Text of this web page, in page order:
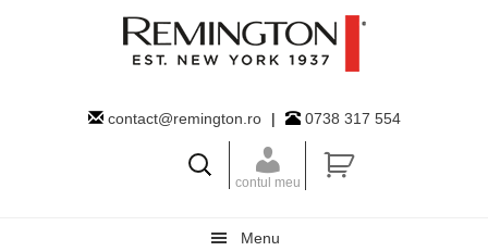
contact@remington.ro
| 0738 317 554
contul meu
Menu